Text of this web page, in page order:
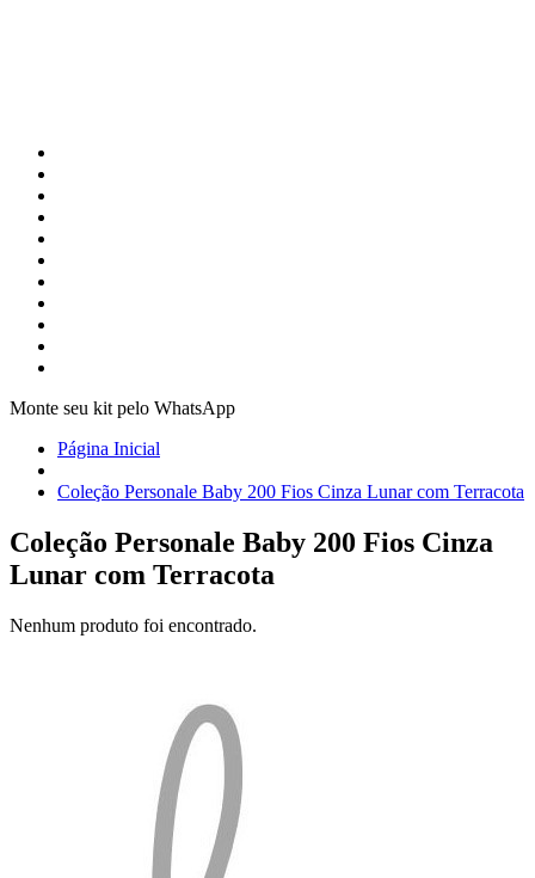
Monte seu kit pelo WhatsApp
Página Inicial
Coleção Personale Baby 200 Fios Cinza Lunar com Terracota
Coleção Personale Baby 200 Fios Cinza
Lunar com Terracota
Nenhum produto foi encontrado.